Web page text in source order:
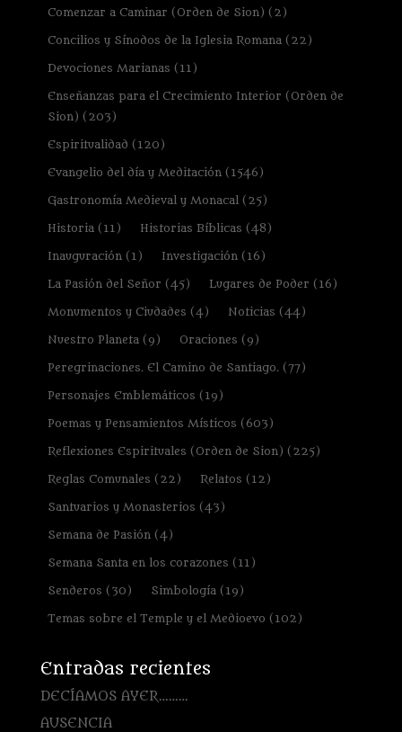
Comenzar a Caminar (Orden de Sion) (2)
Concilios y Sínodos de la Iglesia Romana (22)
Devociones Marianas (11)
Enseñanzas para el Crecimiento Interior (Orden de
Sion) (203)
Espiritualidad (120)
Evangelio del día y Meditación (1546)
Gastronomía Medieval y Monacal (25)
Historia (11) Historias Bíblicas (48)
Inauguración (1) Investigación (16)
La Pasión del Señor (45) Lugares de Poder (16)
Monumentos y Ciudades (4) Noticias (44)
Nuestro Planeta (9) Oraciones (9)
Peregrinaciones. El Camino de Santiago. (77)
Personajes Emblemáticos (19)
Poemas y Pensamientos Místicos (603)
Reflexiones Espirituales (Orden de Sion) (225)
Reglas Comunales (22) Relatos (12)
Santuarios y Monasterios (43)
Semana de Pasión (4)
Semana Santa en los corazones (11)
Senderos (30) Simbología (19)
Temas sobre el Temple y el Medioevo (102)
Entradas recientes
DECÍAMOS AYER………
AUSENCIA